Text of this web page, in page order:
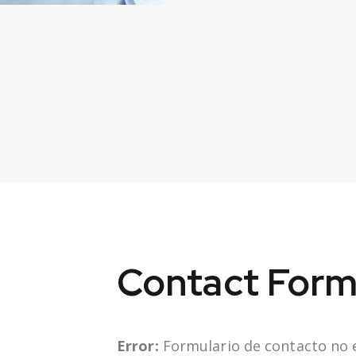
Contact Form
Error: Formulario de contacto no